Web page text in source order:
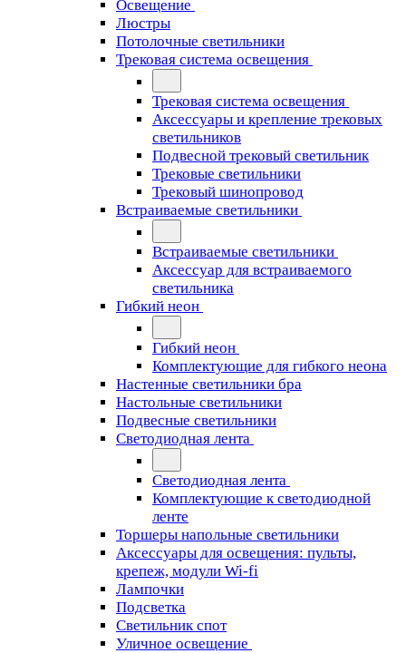
Освещение
Люстры
Потолочные светильники
Трековая система освещения
Трековая система освещения
Аксессуары и крепление трековых
светильников
Подвесной трековый светильник
Трековые светильники
Трековый шинопровод
Встраиваемые светильники
Встраиваемые светильники
Аксессуар для встраиваемого
светильника
Гибкий неон
Гибкий неон
Комплектующие для гибкого неона
Настенные светильники бра
Настольные светильники
Подвесные светильники
Светодиодная лента
Светодиодная лента
Комплектующие к светодиодной
ленте
Торшеры напольные светильники
Аксессуары для освещения: пульты,
крепеж, модули Wi-fi
Лампочки
Подсветка
Светильник спот
Уличное освещение